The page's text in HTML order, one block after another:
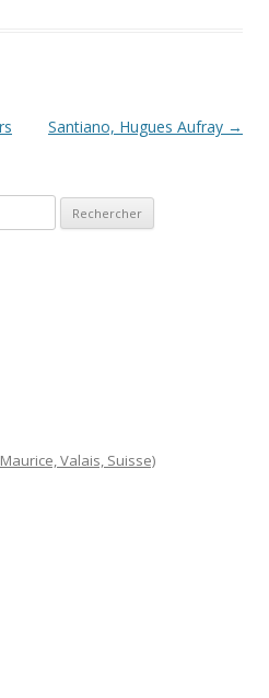
Santiano, Hugues Aufray →
Valais, Suisse)